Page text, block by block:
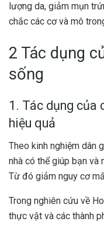
lượng da, giảm mụn
chắc các cơ và mô
2 Tác dụng
sống
1. Tác dụng của
hiệu quả
Theo kinh nghiệm dân
nhà có thể giúp bạn và
Từ đó giảm nguy cơ
Trong nghiên cứu về
thực vật và các thành